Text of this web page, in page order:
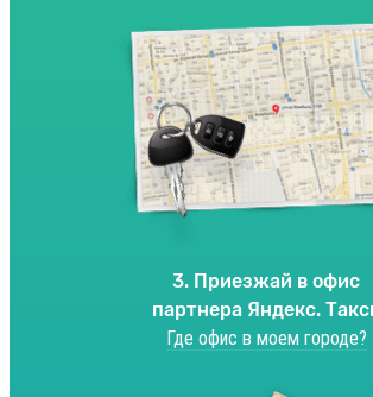
3. Приезжай в офис
партнера Яндекс.
Где офис в моем городе?